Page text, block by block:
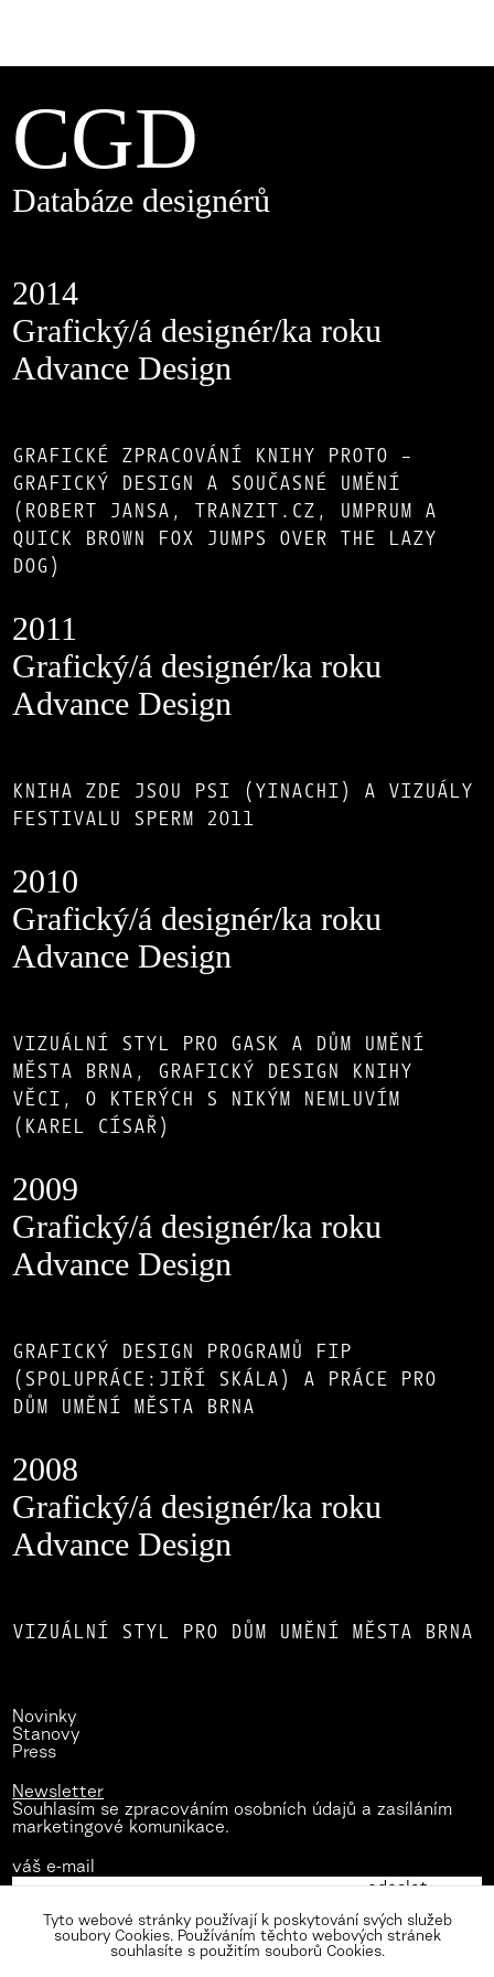
CGD
Databáze designérů
2014
Grafický/á designér/ka roku
Advance Design
GRAFICKÉ ZPRACOVÁNÍ KNIHY PROTO –
GRAFICKÝ DESIGN A SOUČASNÉ UMĚNÍ
(ROBERT JANSA, TRANZIT.CZ, UMPRUM A
QUICK BROWN FOX JUMPS OVER THE LAZY
DOG)
2011
Grafický/á designér/ka roku
Advance Design
KNIHA ZDE JSOU PSI (YINACHI) A VIZUÁLY
FESTIVALU SPERM 2011
2010
Grafický/á designér/ka roku
Advance Design
VIZUÁLNÍ STYL PRO GASK A DŮM UMĚNÍ
MĚSTA BRNA, GRAFICKÝ DESIGN KNIHY
VĚCI, O KTERÝCH S NIKÝM NEMLUVÍM
(KAREL CÍSAŘ)
2009
Grafický/á designér/ka roku
Advance Design
GRAFICKÝ DESIGN PROGRAMŮ FIP
(SPOLUPRÁCE:JIŘÍ SKÁLA) A PRÁCE PRO
DŮM UMĚNÍ MĚSTA BRNA
2008
Grafický/á designér/ka roku
Advance Design
VIZUÁLNÍ STYL PRO DŮM UMĚNÍ MĚSTA BRNA
Novinky
Stanovy
Press
Newsletter
Souhlasím se zpracováním osobních údajů a zasíláním
marketingové komunikace.
váš e-mail
Tyto webové stránky používají k poskytování svých služeb
soubory Cookies. Používáním těchto webových stránek
souhlasíte s použitím souborů Cookies.